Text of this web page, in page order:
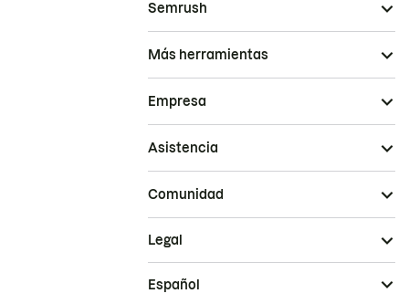
Semrush
Más herramientas
Empresa
Asistencia
Comunidad
Legal
Español